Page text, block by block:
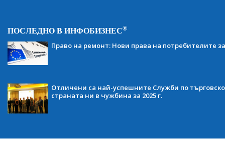
ПОСЛЕДНО В ИНФОБИЗНЕС®
Право на ремонт: Нови права на потребителите
Отличени са най-успешните Служби по
страната ни в чужбина за 2025 г.